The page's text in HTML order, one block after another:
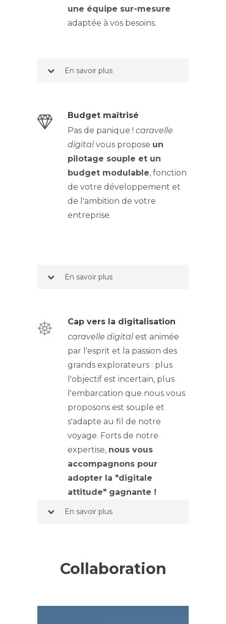
une équipe sur-mesure
adaptée à vos besoins.
En savoir plus
Budget maîtrisé
Pas de panique ! caravelle
digitalvous propose un
pilotage souple et un
budget modulable, fonction
de votre développement et
de l'ambition de votre
entreprise.
En savoir plus
Cap vers la digitalisation
caravelle digitalest animée
par l'esprit et la passion des
grands explorateurs : plus
l'objectif est incertain, plus
l'embarcation que nous vous
proposons est souple et
s'adapte au fil de notre
voyage. Forts de notre
expertise, nous vous
accompagnons pour
adopter la "digitale
attitude" gagnante !
En savoir plus
Collaboration